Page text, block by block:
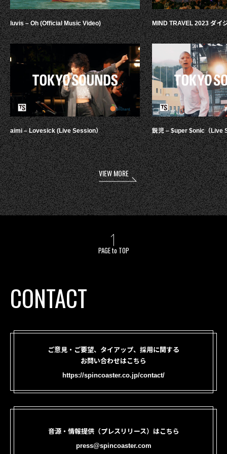
luvis – Oh (Official Music Video)
aimi – Lovesick (Live Session）
MIND TRAVEL 2023 ダイ
鋭児 – $uper $onic（Live
VIEW MORE
PAGE to TOP
CONTACT
ご意見・ご要望、タイアップ、採用に関する
お問い合わせはこちら
https://spincoaster.co.jp/contact/
音源・情報提供（プレスリリース）はこちら
press@spincoaster.com